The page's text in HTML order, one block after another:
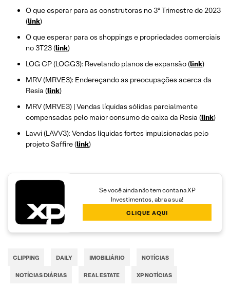
O que esperar para as construtoras no 3º Trimestre de 2023
(link)
O que esperar para os shoppings e propriedades comerciais
no 3T23 (link)
LOG CP (LOGG3): Revelando planos de expansão (link)
MRV (MRVE3): Endereçando as preocupações acerca da
Resia (link)
MRV (MRVE3) | Vendas líquidas sólidas parcialmente
compensadas pelo maior consumo de caixa da Resia (link)
Lavvi (LAVV3): Vendas líquidas fortes impulsionadas pelo
projeto Saffire (link)
Se você ainda não tem conta na XP
Investimentos, abra a sua!
CLIQUE AQUI
CLIPPING DAILY IMOBILIÁRIO NOTÍCIAS
NOTÍCIAS DIÁRIAS REAL ESTATE XP NOTÍCIAS